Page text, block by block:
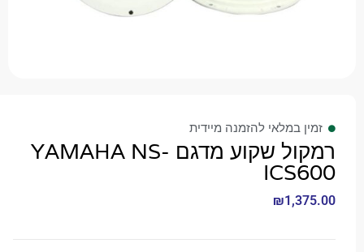
במלאי להזמנה מיידית
רמקול שקוע מדגם YAMAHA NS-
₪